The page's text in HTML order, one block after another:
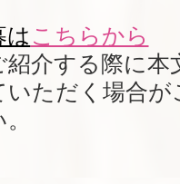
は こちらから
介する際に本
いただく場合